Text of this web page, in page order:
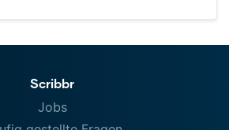
Scribbr
Jobs